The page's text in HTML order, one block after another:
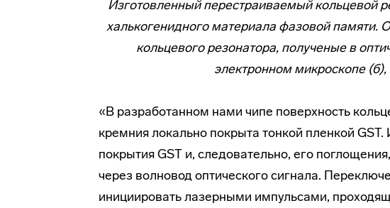
Изготовленный перестраиваемый кольцевой
халькогенидного материала фазовой
кольцевого резонатора, полученые в
электронном микроскопе
«В разработанном нами чипе поверхность
кремния локально покрыта тонкой пленкой
покрытия GST и, следовательно, его
через волновод оптического сигнала.
инициировать лазерными импульсами,